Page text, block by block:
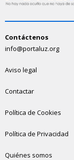
Contáctenos
info@portaluz.org
Aviso legal
Contactar
Política de Cookies
Política de Privacidad
Quiénes somos